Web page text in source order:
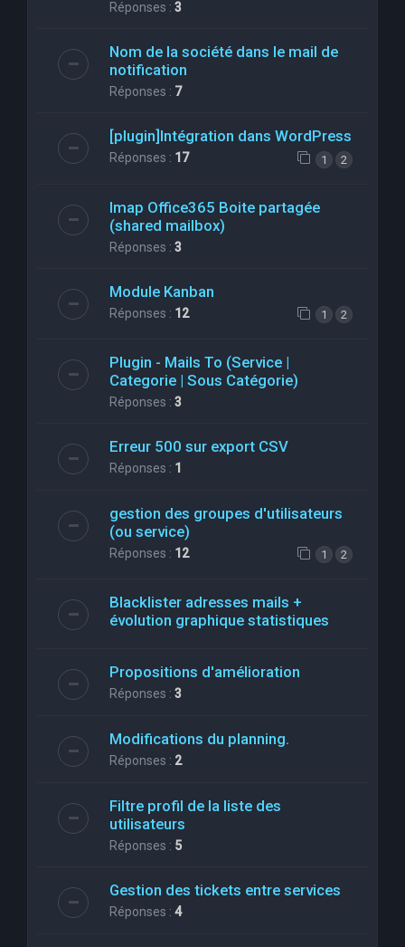
Réponses : 3
Nom de la société dans le mail de
notification
Réponses : 7
[plugin]Intégration dans WordPress
Réponses : 17 1 2
Imap Office365 Boite partagée
(shared mailbox)
Réponses : 3
Module Kanban
Réponses : 12 1 2
Plugin - Mails To (Service |
Categorie | Sous Catégorie)
Réponses : 3
Erreur 500 sur export CSV
Réponses : 1
gestion des groupes d'utilisateurs
(ou service)
Réponses : 12 1 2
Blacklister adresses mails +
évolution graphique statistiques
Propositions d'amélioration
Réponses : 3
Modifications du planning.
Réponses : 2
Filtre profil de la liste des
utilisateurs
Réponses : 5
Gestion des tickets entre services
Réponses : 4